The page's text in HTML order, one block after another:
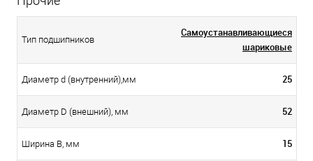
Тип подшипников
Самоустанавливающиеся
шариковые
Диаметр d (внутренний),мм 25
Диаметр D (внешний), мм 52
Ширина B, мм 15